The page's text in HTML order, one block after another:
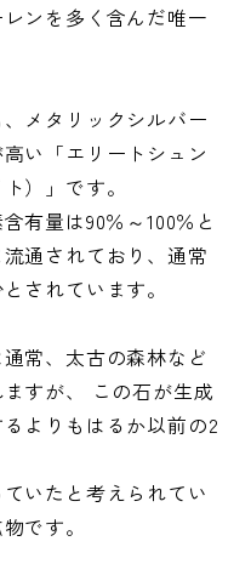
ンを多く含んだ唯一
メタリックシルバー
い「エリートシュン
）」です。
有量は90％～100％と
通されており、通常
されています。
常、太古の森林など
すが、 この石が生成
よりもはるか以前の2
いたと考えられてい
です。